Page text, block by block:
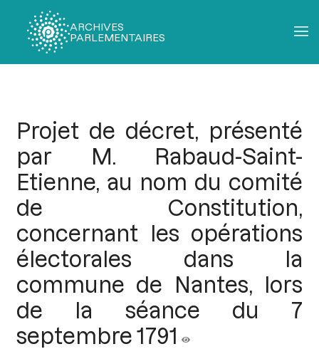
ARCHIVES
PARLEMENTAIRES
Projet de décret, présenté
par M. Rabaud-Saint-
Etienne, au nom du comité
de Constitution,
concernant les opérations
électorales dans la
commune de Nantes, lors
de la séance du 7
septembre 1791